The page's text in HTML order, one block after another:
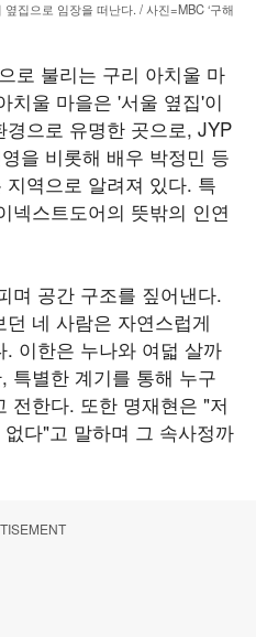
집으로 임장을 떠난다. / 사진=MBC ‘구해
로 불리는 구리 아치울 마
치울 마을은 '서울 옆집'이
으로 유명한 곳으로, JYP
을 비롯해 배우 박정민 등
역으로 알려져 있다. 특
넥스트도어의 뜻밖의 인연
며 공간 구조를 짚어낸다.
네 사람은 자연스럽게
. 이한은 누나와 여덟 살까
특별한 계기를 통해 누구
전한다. 또한 명재현은 "저
다"고 말하며 그 속사정까